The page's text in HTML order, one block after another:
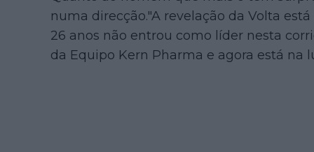
numa direcção."A revelação da Volta
26 anos não entrou como líder nesta
da Equipo Kern Pharma e agora está na